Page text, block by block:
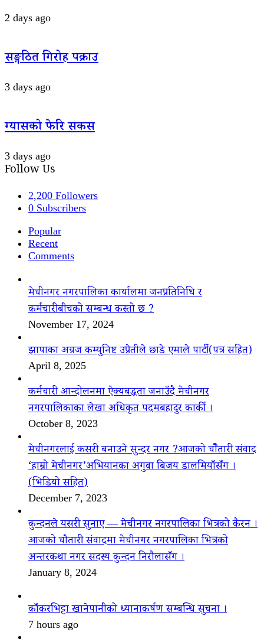
2 days ago
सङ्गठित गिरोह पक्राउ
3 days ago
ग्यासको फेरि सकस
3 days ago
Follow Us
2,200 Followers
0 Subscribers
Popular
Recent
Comments
मेचीनगर नगरपालिका कार्यालमा जनप्रतिनिधि र
कर्मचारीबीचको सम्बन्ध कस्तो छ ?
November 17, 2024
झापाका अग्रज कम्युनिष्ट उप्रेतीले छाडे एमाले पार्टी(पत्र सहित)
April 8, 2025
कर्मचारी आन्दोलनमा ऐक्यबद्धता जनाउँदै मेचीनगर
नगरपालिकाका लेखा अधिकृत पदमबहादुर कार्की ।
October 8, 2023
मेचीनगरलाई कसरी बनाउने सुन्दर नगर ?आजको चौैतारी संवाद
‘हाम्रो मेचीनगर’अभियानका अगुवा बिजय डालमियाँसँग ।
(भिडियो सहित)
December 7, 2023
कुन्दनले यसरी सुनाए — मेचीनगर नगरपालिका भित्रको कैरन ।
आजको चौतारी संवादमा मेचीनगर नगरपालिका भित्रको
अन्तरकथा नगर सदस्य कुन्दन निरौलासँग ।
January 8, 2024
काँकरभिट्टा खानेपानीको ध्यानाकर्षण सम्बन्धि सुचना ।
7 hours ago